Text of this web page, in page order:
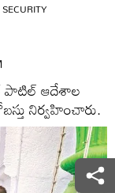
పాటిల్‌ ఆదేశాల
నిర్వహించారు.